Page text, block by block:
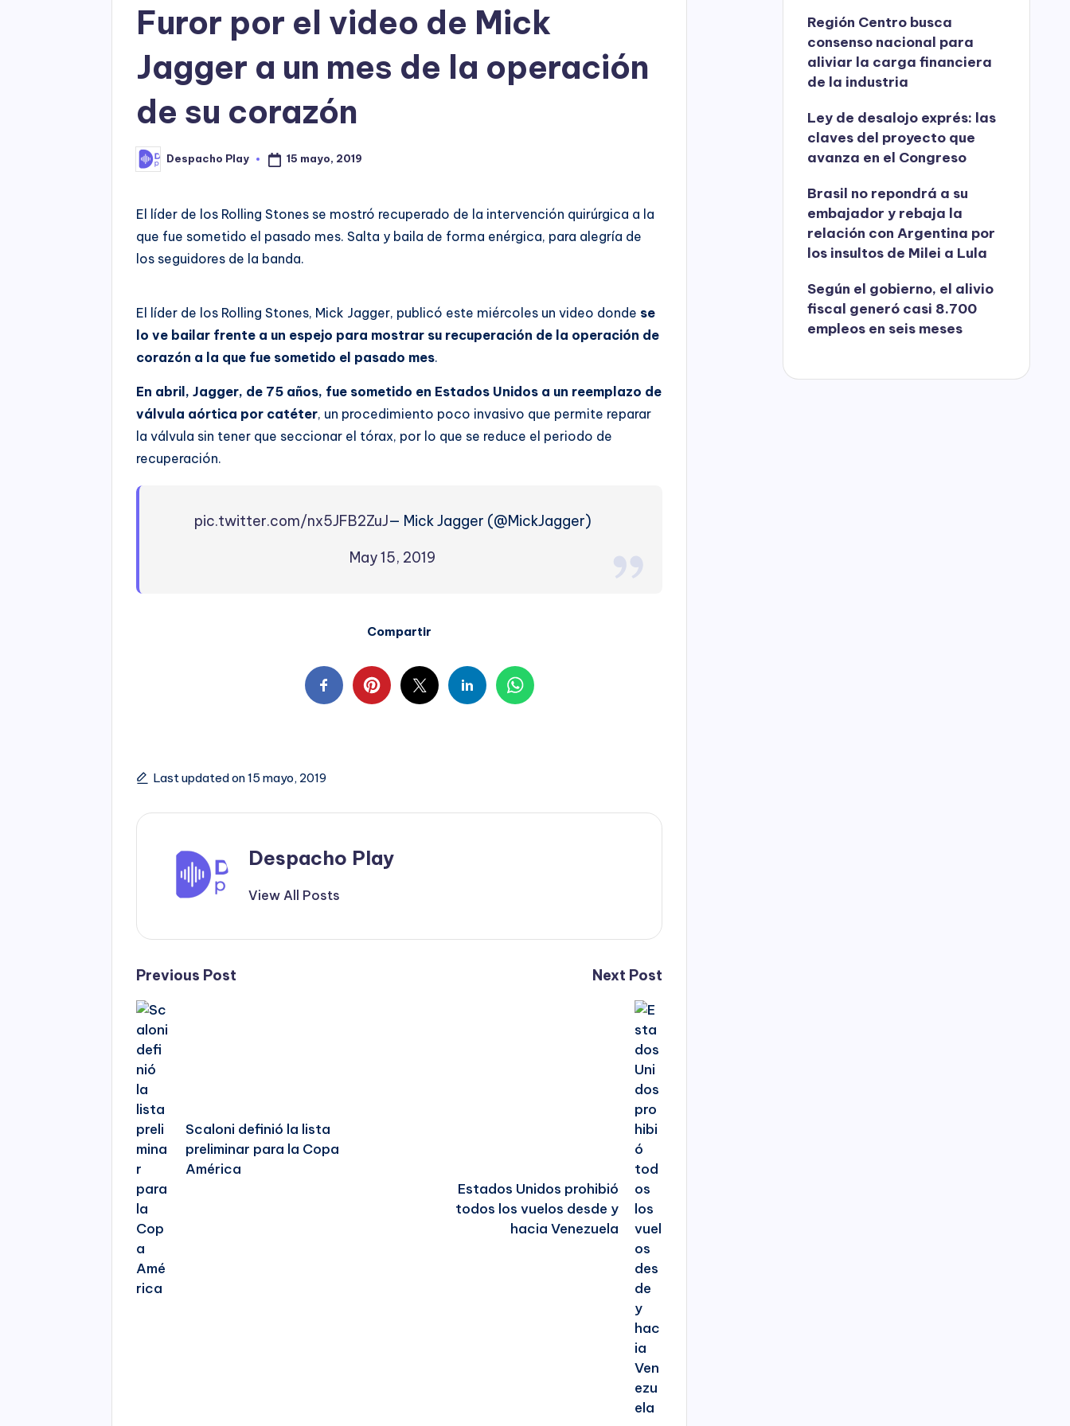
o
P
Furor por el video de Mick
Jagger a un mes de la operación
de su corazón
Posted
by
Despacho Play 15 mayo, 2019
El líder de los Rolling Stones se mostró recuperado de la intervención quirúrgica a la
que fue sometido el pasado mes. Salta y baila de forma enérgica, para alegría de
los seguidores de la banda.
El líder de los Rolling Stones, Mick Jagger, publicó este miércoles un video donde se
lo ve bailar frente a un espejo para mostrar su recuperación de la operación de
corazón a la que fue sometido el pasado mes.
En abril, Jagger, de 75 años, fue sometido en Estados Unidos a un reemplazo de
válvula aórtica por catéter, un procedimiento poco invasivo que permite reparar
la válvula sin tener que seccionar el tórax, por lo que se reduce el periodo de
recuperación.
pic.twitter.com/nx5JFB2ZuJ— Mick Jagger (@MickJagger)
May 15, 2019
Compartir
Last updated on 15 mayo, 2019
Despacho Play
View All Posts
Post
navigation
Previous Post
Scaloni definió la lista
preliminar para la Copa
América
Next Post
Estados Unidos prohibió
todos los vuelos desde y
hacia Venezuela
Región Centro busca
consenso nacional para
aliviar la carga financiera
de la industria
Ley de desalojo exprés: las
claves del proyecto que
avanza en el Congreso
Brasil no repondrá a su
embajador y rebaja la
relación con Argentina por
los insultos de Milei a Lula
Según el gobierno, el alivio
fiscal generó casi 8.700
empleos en seis meses